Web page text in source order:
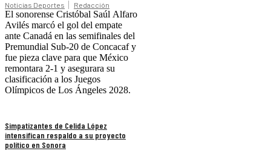
Noticias Deportes Redacción
El sonorense Cristóbal Saúl Alfaro
Avilés marcó el gol del empate
ante Canadá en las semifinales del
Premundial Sub-20 de Concacaf y
fue pieza clave para que México
remontara 2-1 y asegurara su
clasificación a los Juegos
Olímpicos de Los Ángeles 2028.
Simpatizantes de Celida López
intensifican respaldo a su proyecto
político en Sonora